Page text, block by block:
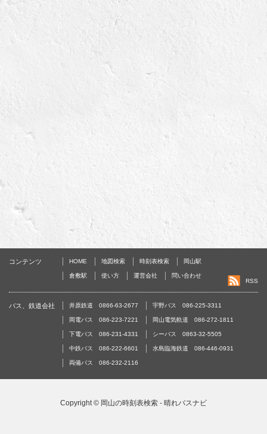
コンテンツ HOME 地図検索 時刻表検索 岡山駅
倉敷駅 使い方 運営会社
問い合わせ
RSS
バス、鉄道会社 井原鉄道 0866-63-2677 宇野バス 086-225-3311
岡電バス 086-223-7221 岡山電気軌道 086-272-1811
下電バス 086-231-4331 シーバス 0863-32-5505
中鉄バス 086-222-6601 水島臨海鉄道 086-446-0931
両備バス 086-232-2116
Copyright © 岡山の時刻表検索 - 晴れバスナビ